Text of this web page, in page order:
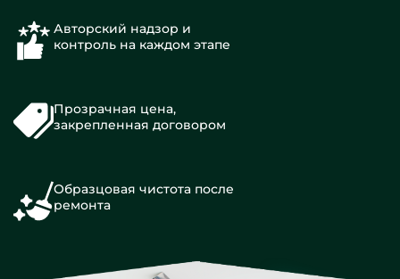
Авторский надзор и
контроль на каждом этапе
Прозрачная цена,
закрепленная договором
Образцовая чистота после
ремонта